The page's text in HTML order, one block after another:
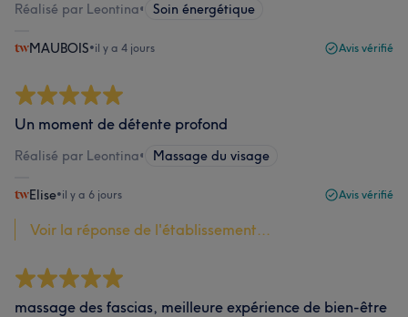
Réalisé par Leontina• Soin énergétique
MAUBOIS•il y a 4 jours Avis vérifié
Un moment de détente profond
Réalisé par Leontina• Massage du visage
Elise•il y a 6 jours Avis vérifié
Voir la réponse de l'établissement...
massage des fascias, meilleure expérience de bien-être